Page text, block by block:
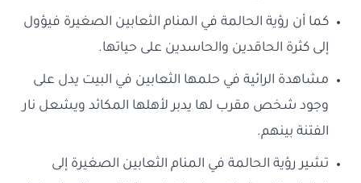
كما أن رؤية الحالمة في المنام الثعابين الصغيرة فيؤول
إلى كثرة الحاقدين والحاسدين على حياتها.
مشاهدة الرائية في حلمها الثعابين في البيت يدل على
وجود شخص مقرب لها يدبر لأهلها المكائد ويشعل نار
الفتنة بينهم.
تشير رؤية الحالمة في المنام الثعابين الصغيرة إلى